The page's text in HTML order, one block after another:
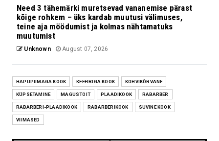
Need 3 tähemärki muretsevad vananemise pärast
kõige rohkem – üks kardab muutusi välimuses,
teine aja möödumist ja kolmas nähtamatuks
muutumist
Unknown August 07, 2026
HAPUPIIMAGA KOOK KEEFIRIGA KOOK KOHVIKÕRVANE
KÜPSETAMINE MAGUSTOIT PLAADIKOOK RABARBER
RABARBERI-PLAADIKOOK RABARBERIKOOK SUVINE KOOK
VIIMASED